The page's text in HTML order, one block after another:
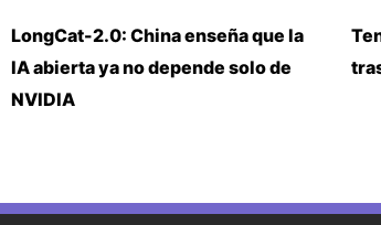
LongCat-2.0: China enseña que la
IA abierta ya no depende solo de
NVIDIA